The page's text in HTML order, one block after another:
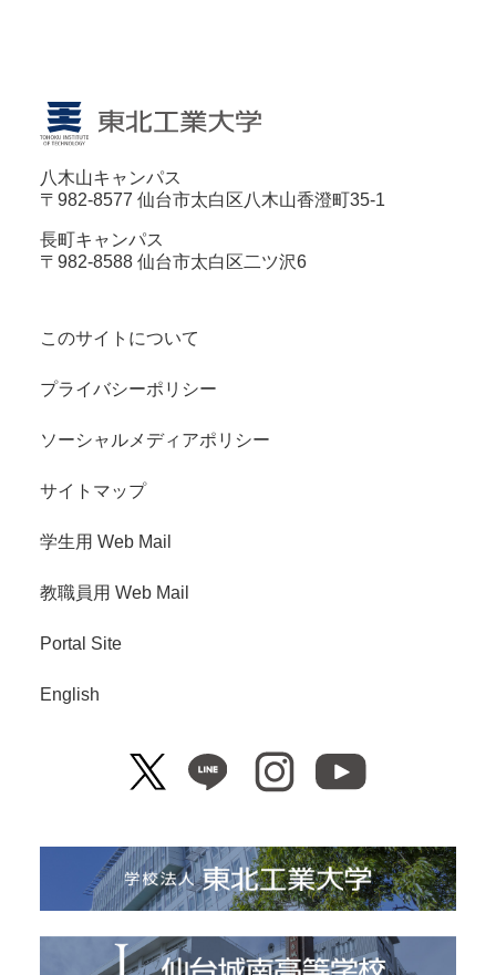
八木山キャンパス
〒982-8577 仙台市太白区八木山香澄町35-1
長町キャンパス
〒982-8588 仙台市太白区二ツ沢6
このサイトについて
プライバシーポリシー
ソーシャルメディアポリシー
サイトマップ
学生用 Web Mail
教職員用 Web Mail
Portal Site
English